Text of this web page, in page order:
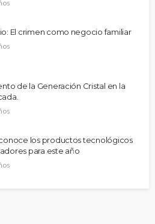
El crimen como negocio familiar
de la Generación Cristal en la
conoce los productos tecnológicos
para este año